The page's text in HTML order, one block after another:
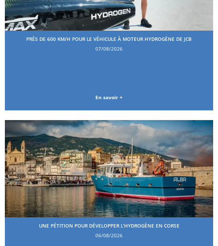
PRÈS DE 600 KM/H POUR LE VÉHICULE À MOTEUR HYDROGÈNE DE JCB
07/08/2026
En savoir +
UNE PÉTITION POUR DÉVELOPPER L’HYDROGÈNE EN CORSE
06/08/2026